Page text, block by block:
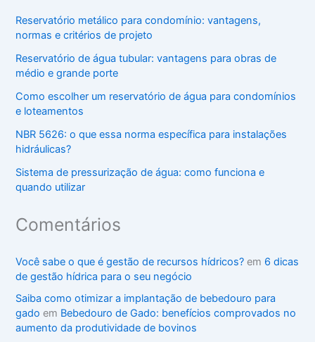
Reservatório metálico para condomínio: vantagens,
normas e critérios de projeto
Reservatório de água tubular: vantagens para obras de
médio e grande porte
Como escolher um reservatório de água para condomínios
e loteamentos
NBR 5626: o que essa norma específica para instalações
hidráulicas?
Sistema de pressurização de água: como funciona e
quando utilizar
Comentários
Você sabe o que é gestão de recursos hídricos? em 6 dicas
de gestão hídrica para o seu negócio
Saiba como otimizar a implantação de bebedouro para
gado em Bebedouro de Gado: benefícios comprovados no
aumento da produtividade de bovinos